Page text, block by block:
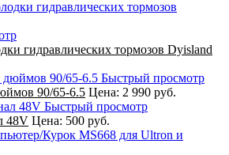
гидравлических тормозов Dyisland
Быстрый просмотр
90/65-6.5 Цена: 2 990 руб.
Быстрый просмотр
48V Цена: 500 руб.